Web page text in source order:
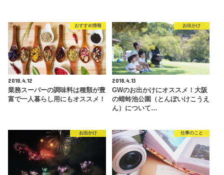
おすすめ情報
2018.4.12
業務スーパーの調味料は種類が豊
富で一人暮らし用にもオススメ！
お出かけ
2018.4.13
GWのお出かけにオススメ！大阪
の蜻蛉池公園（とんぼいけこうえ
ん）について…
お出かけ 仕事のこと